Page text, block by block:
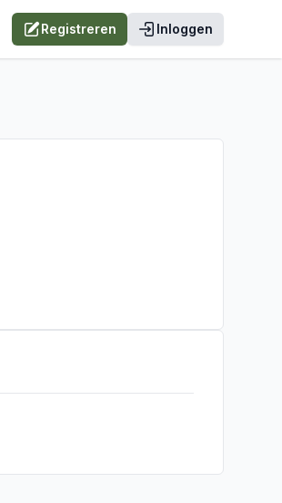
Registreren Inloggen